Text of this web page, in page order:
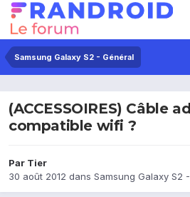
Samsung Galaxy S2 - Général
(ACCESSOIRES) Câble
compatible wifi ?
Par Tier
30 août 2012 dans Samsung Galaxy S2